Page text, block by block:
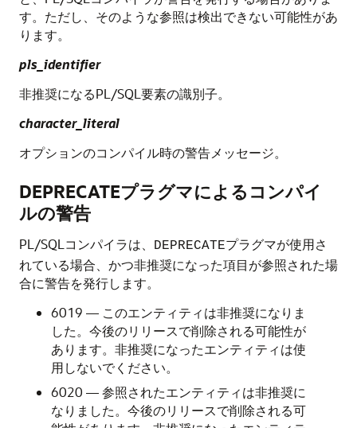
す。ただし、そのような参照は検出できない可能性があ
ります。
pls_identifier
非推奨になるPL/SQL要素の識別子。
character_literal
オプションのコンパイル時の警告メッセージ。
DEPRECATEプラグマによるコンパイ
ルの警告
PL/SQLコンパイラは、 DEPRECATEプラグマが使用さ
れている場合、かつ非推奨になった項目が参照された場
合に警告を発行します。
6019 — このエンティティは非推奨になりま
した。今後のリリースで削除される可能性が
あります。非推奨になったエンティティは使
用しないでください。
6020 — 参照されたエンティティは非推奨に
なりました。今後のリリースで削除される可